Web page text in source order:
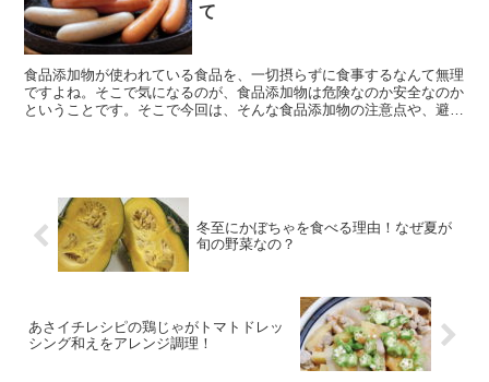
て
食品添加物が使われている食品を、一切摂らずに食事するなんて無理
ですよね。そこで気になるのが、食品添加物は危険なのか安全なのか
ということです。そこで今回は、そんな食品添加物の注意点や、避け
冬至にかぼちゃを食べる理由！なぜ夏が
旬の野菜なの？
あさイチレシピの鶏じゃがトマトドレッ
シング和えをアレンジ調理！